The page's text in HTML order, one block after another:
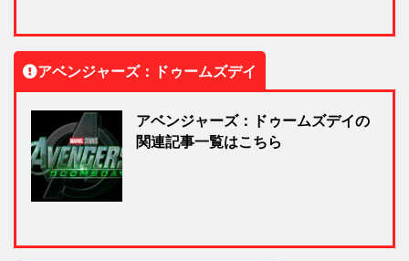
アベンジャーズ：ドゥームズデイ
アベンジャーズ：ドゥームズデイの
関連記事一覧はこちら